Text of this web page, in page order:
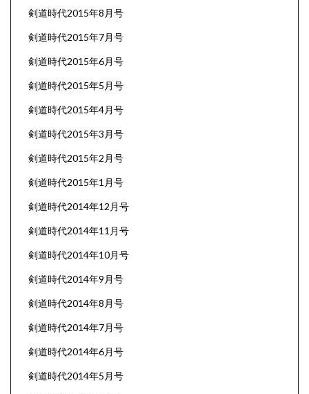
剣道時代2015年8月号
剣道時代2015年7月号
剣道時代2015年6月号
剣道時代2015年5月号
剣道時代2015年4月号
剣道時代2015年3月号
剣道時代2015年2月号
剣道時代2015年1月号
剣道時代2014年12月号
剣道時代2014年11月号
剣道時代2014年10月号
剣道時代2014年9月号
剣道時代2014年8月号
剣道時代2014年7月号
剣道時代2014年6月号
剣道時代2014年5月号